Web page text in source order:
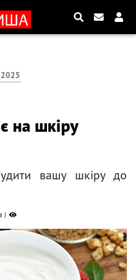
2025
на шкіру
вашу шкіру до